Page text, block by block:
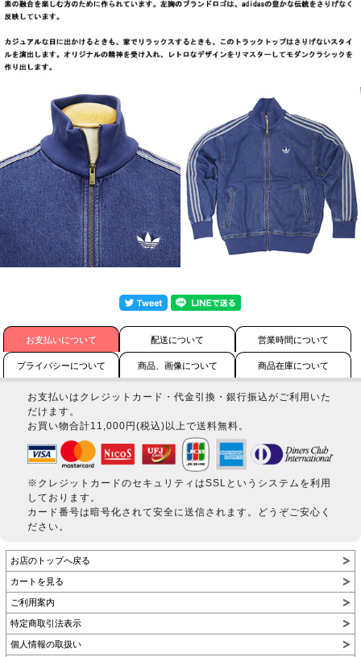
お支払いについて 配送について 営業時間について
プライバシーについて 商品、画像について 商品在庫について
お支払いはクレジットカード・代金引換・銀行振込がご利用いた
だけます。
お買い物合計11,000円(税込)以上で送料無料。
※クレジットカードのセキュリティはSSLというシステムを利用
しております。
カード番号は暗号化されて安全に送信されます。どうぞご安心く
ださい。
お店のトップへ戻る
カートを見る
ご利用案内
特定商取引法表示
個人情報の取扱い